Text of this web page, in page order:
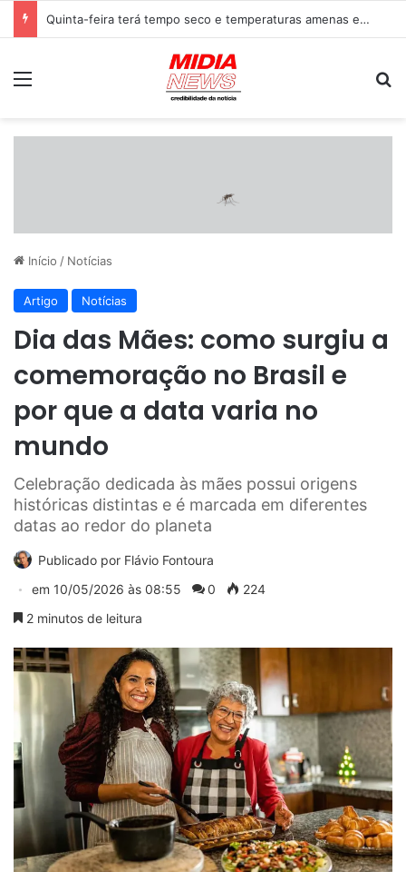
Quinta-feira terá tempo seco e temperaturas amenas em Mato Grosso do Sul; Campo Grande terá predomínio de sol
Início / Notícias
Artigo Notícias
Dia das Mães: como surgiu a
comemoração no Brasil e
por que a data varia no
mundo
Celebração dedicada às mães possui origens
históricas distintas e é marcada em diferentes
datas ao redor do planeta
Publicado por Flávio Fontoura
em 10/05/2026 às 08:55 0
224
2 minutos de leitura